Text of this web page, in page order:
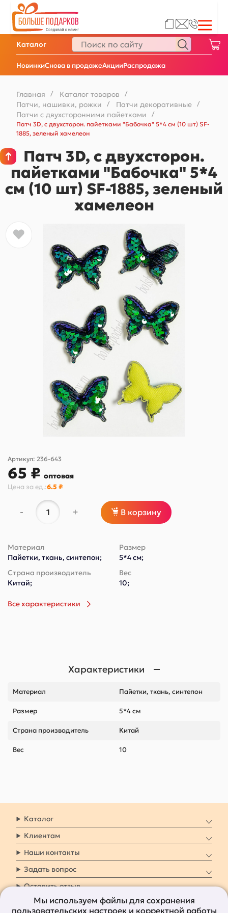
НовинкиСнова в продажеАкцииРаспродажа
Каталог
Главная / Каталог товаров /
Патчи, нашивки, рожки / Патчи декоративные /
Патчи с двухсторонними пайетками
/
Патч 3D, с двухсторон. пайетками "Бабочка" 5*4 см (10 шт) SF-
1885, зеленый хамелеон
Патч 3D, с двухсторон.
пайетками "Бабочка" 5*4
см (10 шт) SF-1885, зеленый
хамелеон
Артикул: 236-643
65 ₽ оптовая
Цена за ед.:6.5 ₽
- + В корзину
Материал
Пайетки, ткань, синтепон;
Размер
5*4 см;
Страна производитель
Китай;
Вес
10;
Все характеристики
Характеристики
Материал Пайетки, ткань, синтепон
Размер 5*4 см
Страна производитель Китай
Вес 10
Каталог
Клиентам
Наши контакты
Задать вопрос
Оставить отзыв
Мы используем файлы для сохранения
пользовательских настроек и корректной работы